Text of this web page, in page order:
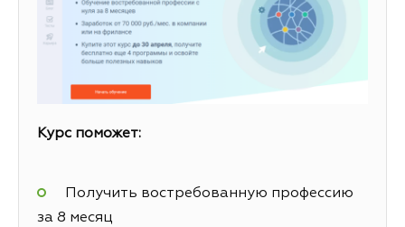
Курс поможет:
Получить востребованную профессию
за 8 месяц